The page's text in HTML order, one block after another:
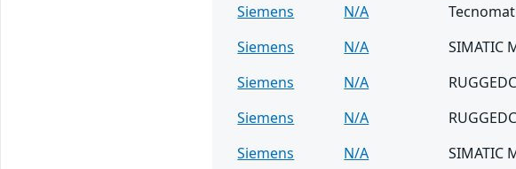
Siemens
N/A
Siemens
N/A
SIMATIC
Siemens
N/A
Siemens
N/A
Siemens
N/A
SIMATIC